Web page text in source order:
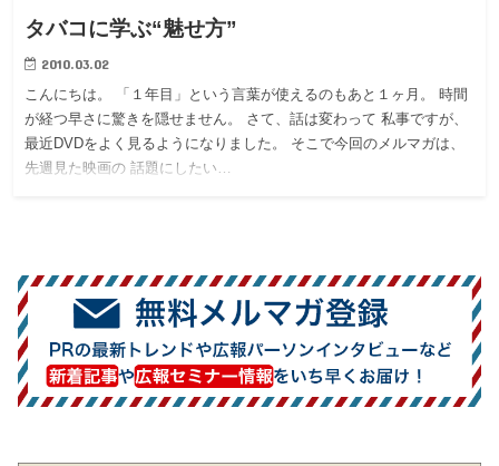
タバコに学ぶ“魅せ方”
2010.03.02
こんにちは。 「１年目」という言葉が使えるのもあと１ヶ月。 時間
が経つ早さに驚きを隠せません。 さて、話は変わって 私事ですが、
最近DVDをよく見るようになりました。 そこで今回のメルマガは、
先週見た映画の 話題にしたい…